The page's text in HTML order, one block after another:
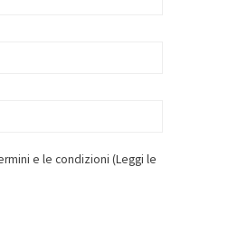
e le condizioni (Leggi le